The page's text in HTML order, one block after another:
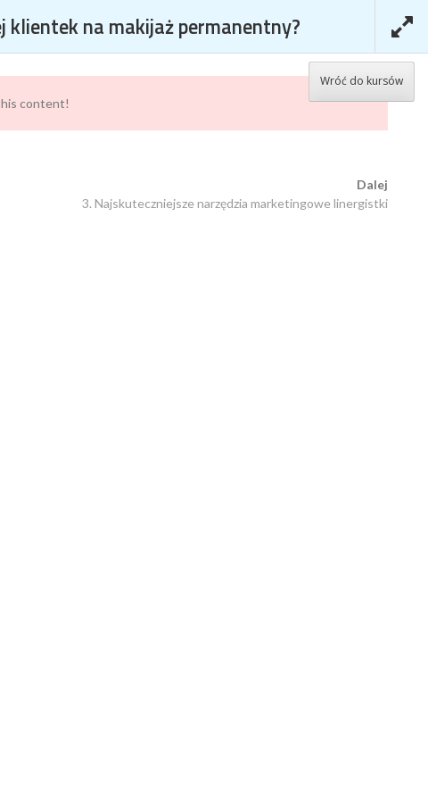
MOJE KONTO
KLIENTEK NA
klientek na makijaż permanentny?
Wróć do kursów
content!
Dalej
3. Najskuteczniejsze narzędzia marketingowe linergistki